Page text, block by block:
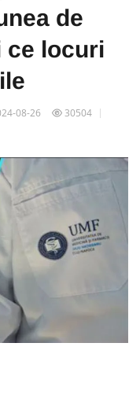
de
ce locuri
08-26
30504